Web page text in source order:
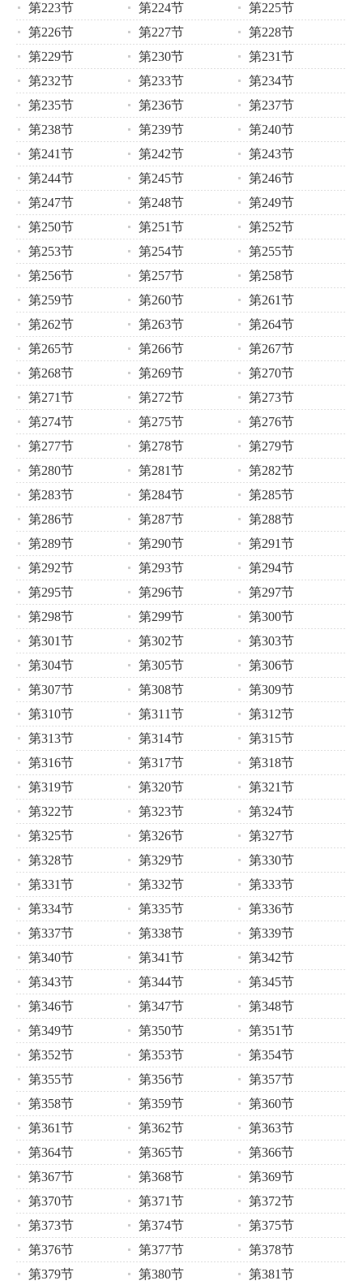
第223节
第224节
第225节
第226节
第227节
第228节
第229节
第230节
第231节
第232节
第233节
第234节
第235节
第236节
第237节
第238节
第239节
第240节
第241节
第242节
第243节
第244节
第245节
第246节
第247节
第248节
第249节
第250节
第251节
第252节
第253节
第254节
第255节
第256节
第257节
第258节
第259节
第260节
第261节
第262节
第263节
第264节
第265节
第266节
第267节
第268节
第269节
第270节
第271节
第272节
第273节
第274节
第275节
第276节
第277节
第278节
第279节
第280节
第281节
第282节
第283节
第284节
第285节
第286节
第287节
第288节
第289节
第290节
第291节
第292节
第293节
第294节
第295节
第296节
第297节
第298节
第299节
第300节
第301节
第302节
第303节
第304节
第305节
第306节
第307节
第308节
第309节
第310节
第311节
第312节
第313节
第314节
第315节
第316节
第317节
第318节
第319节
第320节
第321节
第322节
第323节
第324节
第325节
第326节
第327节
第328节
第329节
第330节
第331节
第332节
第333节
第334节
第335节
第336节
第337节
第338节
第339节
第340节
第341节
第342节
第343节
第344节
第345节
第346节
第347节
第348节
第349节
第350节
第351节
第352节
第353节
第354节
第355节
第356节
第357节
第358节
第359节
第360节
第361节
第362节
第363节
第364节
第365节
第366节
第367节
第368节
第369节
第370节
第371节
第372节
第373节
第374节
第375节
第376节
第377节
第378节
第379节
第380节 第381节